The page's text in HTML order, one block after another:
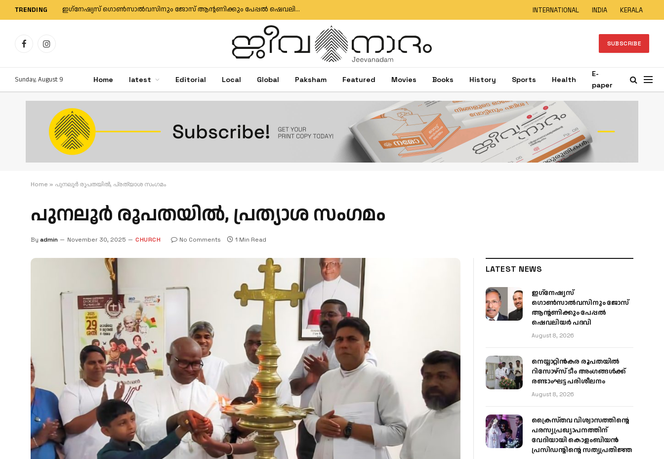
TRENDING ഇഗ്‌നേഷ്യസ് ഗൊൺസാൽവസിനും ജോസ് ആന്റണിക്കും പേപ്പൽ ഷെവലിയർ പദവി INTERNATIONAL INDIA KERALA
FacebookInstagram SUBSCRIBE
Sunday, August 9 Home latest Editorial Local Global Paksham Featured Movies Books History Sports Health
E-
paper
Home » പുനലൂർ രൂപതയിൽ, പ്രത്യാശ സംഗമം
പുനലൂർ രൂപതയിൽ, പ്രത്യാശ സംഗമം
By admin November 30, 2025 CHURCH No Comments 1 Min Read
LATEST NEWS
ഇഗ്‌നേഷ്യസ്
ഗൊൺസാൽവസിനും ജോസ്
ആന്റണിക്കും പേപ്പൽ
ഷെവലിയർ പദവി
August 8, 2026
നെയ്യാറ്റിൻകര രൂപതയിൽ
റിസോഴ്സ് ടീം അംഗങ്ങൾക്ക്
രണ്ടാംഘട്ട പരിശീലനം
August 8, 2026
ക്രൈസ്തവ വിശ്വാസത്തിന്റെ
പരസ്യപ്രഖ്യാപനത്തിന്
വേദിയായി കൊളംബിയൻ
പ്രസിഡന്റിന്റെ സത്യപ്രതിജ്ഞ